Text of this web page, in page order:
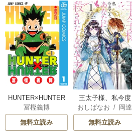
HUNTER×HUNTER
モノクロ版
冨樫義博
無料立読み
王太子様、私今度
こそあなたに殺さ
れたくないんで
す！ ～聖女に嵌め
おしばなお / 岡達
/ 先崎真琴
無料立読み